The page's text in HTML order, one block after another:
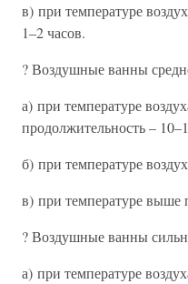
в) при температуре
1–2 часов.
? Воздушные ванны
а) при температуре
продолжительность –
б) при температуре
в) при температуре выше
? Воздушные ванны
а) при температуре